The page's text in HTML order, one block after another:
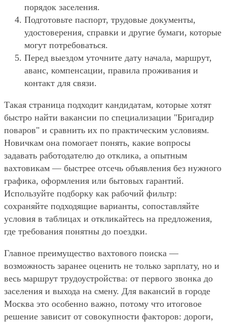
порядок заселения.
Подготовьте паспорт, трудовые документы,
удостоверения, справки и другие бумаги, которые
могут потребоваться.
Перед выездом уточните дату начала, маршрут,
аванс, компенсации, правила проживания и
контакт для связи.
Такая страница подходит кандидатам, которые хотят
быстро найти вакансии по специализации "Бригадир
поваров" и сравнить их по практическим условиям.
Новичкам она помогает понять, какие вопросы
задавать работодателю до отклика, а опытным
вахтовикам — быстрее отсечь объявления без нужного
графика, оформления или бытовых гарантий.
Используйте подборку как рабочий фильтр:
сохраняйте подходящие варианты, сопоставляйте
условия в таблицах и откликайтесь на предложения,
где требования понятны до поездки.
Главное преимущество вахтового поиска —
возможность заранее оценить не только зарплату, но и
весь маршрут трудоустройства: от первого звонка до
заселения и выхода на смену. Для вакансий в городе
Москва это особенно важно, потому что итоговое
решение зависит от совокупности факторов: дороги,